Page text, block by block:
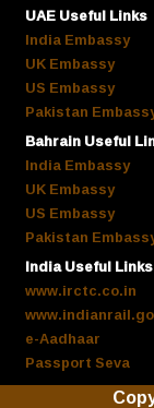
UAE Useful Links
India Embassy
UK Embassy
US Embassy
Pakistan
Bahrain Useful
India Embassy
UK Embassy
US Embassy
Pakistan
India Useful Links
www.irctc.co.in
e-Aadhaar
Passport Seva